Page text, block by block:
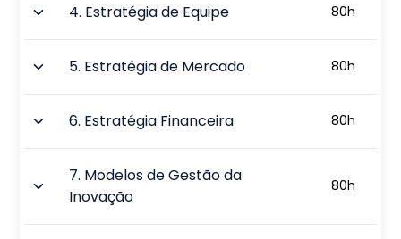
4. Estratégia de Equipe 80h
5. Estratégia de Mercado 80h
6. Estratégia Financeira 80h
7. Modelos de Gestão da
Inovação
80h